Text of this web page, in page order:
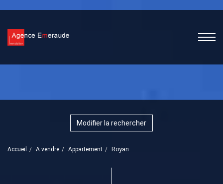
Modifier la rechercher
Accueil A vendre Appartement Royan